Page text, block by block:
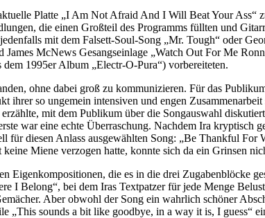
Platte „I Am Not Afraid And I Will Beat Your Ass“
die einen Großteil des Programms füllten und
mit dem Falsett-Soul-Song „Mr. Tough“ oder
McNews Gesangseinlage „Watch Out For Me
1995er Album „Electr-O-Pura“) vorbereiteten.
ohne dabei groß zu kommunizieren. Für das
ihrer so ungemein intensiven und engen
mit dem Publikum über die Songauswahl
war eine echte Überraschung. Nachdem Ira kryptisch
für diesen Anlass ausgewählten Song: „Be Thankful
Miene verzogen hatte, konnte sich da ein Grinsen
die es in die drei Zugabenblöcke
I Belong“, bei dem Iras Textpatzer für jede Menge
Aber obwohl der Song ein wahrlich schöner
„This sounds a bit like goodbye, in a way it is, I guess“